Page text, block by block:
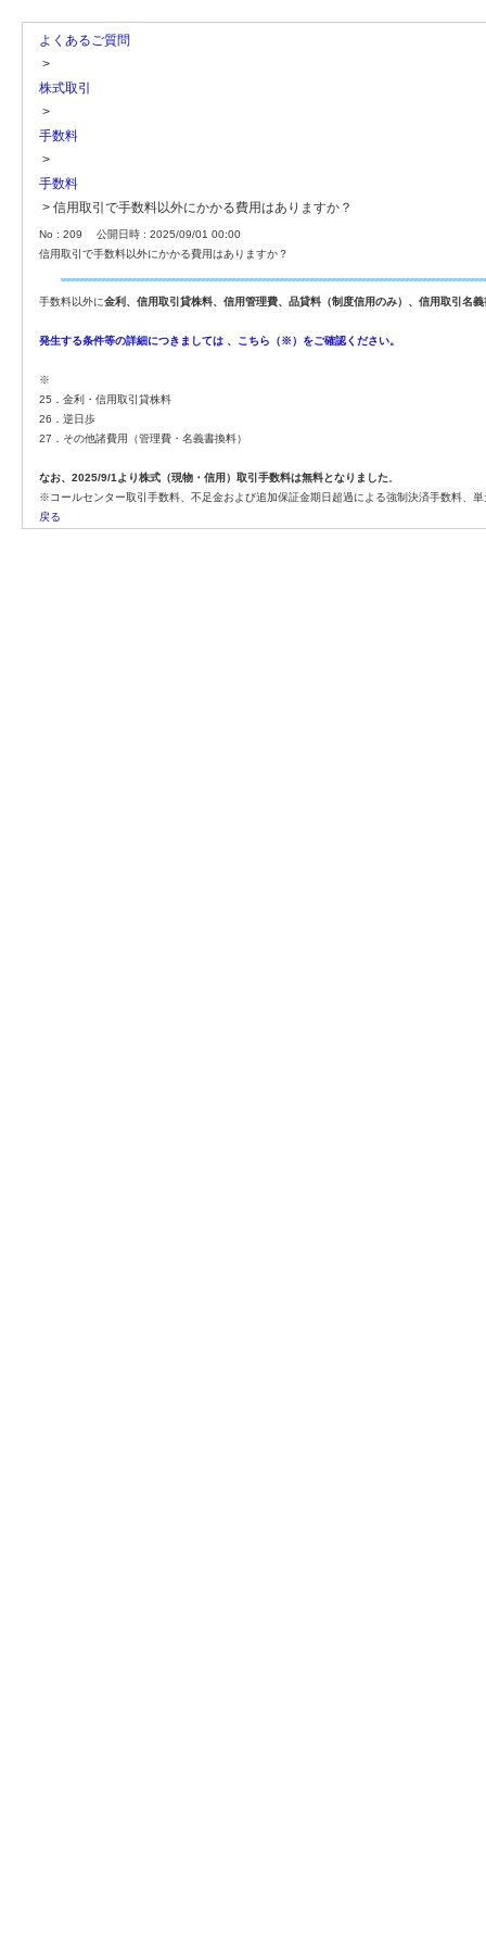
よくあるご質問
>
株式取引
>
手数料
>
手数料
> 信用取引で手数料以外にかかる費用はありますか？
No : 209
公開日時 : 2025/09/01 00:00
信用取引で手数料以外にかかる費用はありますか？
手数料以外に金利、信用取引貸株料、信用管理費、品貸料（制度信用のみ）、信用取引名義
発生する条件等の詳細につきましては 、こちら（※）をご確認ください。
※
25．金利・信用取引貸株料
26．逆日歩
27．その他諸費用（管理費・名義書換料）
なお、2025/9/1より株式（現物・信用）取引手数料は無料となりました
※コールセンター取引手数料、不足金および追加保証金期日超過による強制決済手数料、
戻る